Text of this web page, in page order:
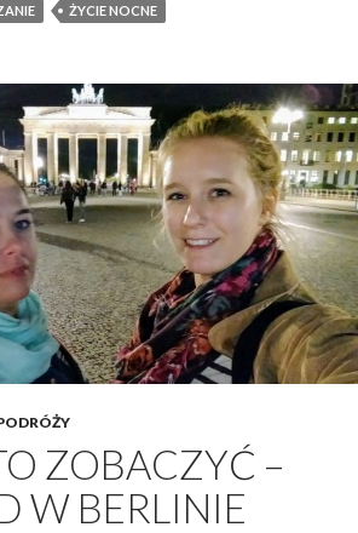
ŻYCIE NOCNE
ZOBACZYĆ –
W BERLINIE